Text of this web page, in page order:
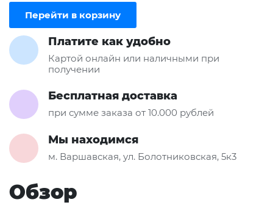
Перейти в корзину
Платите как удобно
Картой онлайн или наличными при
получении
Бесплатная доставка
при сумме заказа от 10.000 рублей
Мы находимся
м. Варшавская, ул. Болотниковская, 5к3
Обзор